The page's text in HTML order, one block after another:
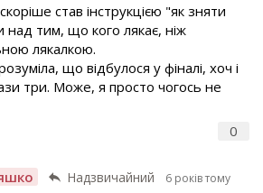
0
став інструкцією "як зняти
над тим, що кого лякає, ніж
лякалкою.
що відбулося у фіналі, хоч і
три. Може, я просто чогось не
Надзвичайний 6 років тому